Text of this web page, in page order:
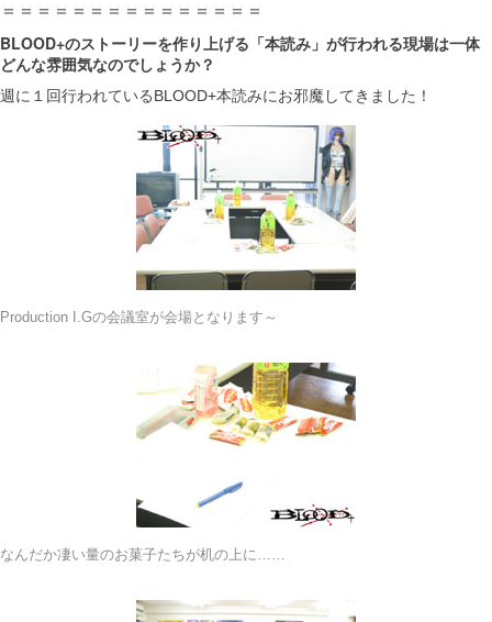
＝＝＝＝＝＝＝＝＝＝＝＝＝＝＝
BLOOD+のストーリーを作り上げる「本読み」が行われる現場は一体
どんな雰囲気なのでしょうか？
週に１回行われているBLOOD+本読みにお邪魔してきました！
Production I.Gの会議室が会場となります～
なんだか凄い量のお菓子たちが机の上に……